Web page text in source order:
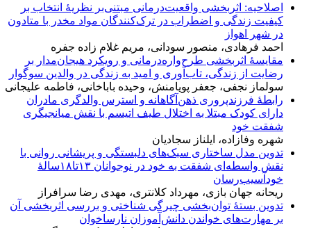
اصلاحیه: اثربخشی واقعیت‌درمانی مبتنی‌بر نظریهٔ انتخاب بر
کیفیت زندگی و اضطراب در ترک‌‌کنندگان مواد مخدر با متادون
در شهر اهواز
احمد فرهادی، منصور سودانی، مریم غلام زاده جفره
مقایسهٔ اثربخشی طرح‌واره‌درمانی و رویکرد هیجان‌مدار بر
رضایت از زندگی، تاب‌آوری و امید به زندگی در والدین سوگوار
سولماز نجفی، جعفر پویامنش، وحیده باباخانی، فاطمه علیجانی
رابطهٔ فرزندپروری ذهن‌آگاهانه و استرس والدگری مادران
دارای کودک مبتلا به اختلال طیف اتیسم با نقش میانجیگری
شفقت خود
شهره وفازاده، ایلناز سجادیان
تدوین مدل ساختاری سبک‌‌های دلبستگی و پریشانی روانی با
نقش واسطه‌‌ای شفقت به خود در نوجوانان ۱۳تا۱۸سالهٔ
خودآسیب‌‌رسان
ریحانه جهان بازی، مهرداد کلانتری، مهدی رضا سرافراز
تدوین بستهٔ توان‌بخشی چیرگی شناختی و بررسی اثربخشی آن
بر مهارت‌های خواندن دانش‌آموزان نارساخوان